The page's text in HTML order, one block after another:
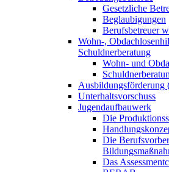
Gesetzliche
Beglaubigungen
Berufsbetreuer
Wohn-,
Schuldnerberatung
Wohn- und
Unterhaltsvorschuss
Jugendaufbauwerk
Die
Die
Das